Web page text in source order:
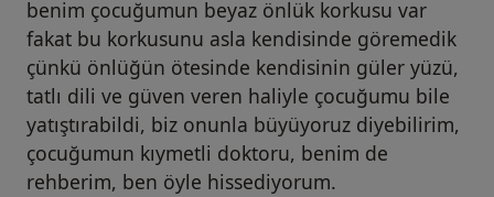
benim çocuğumun beyaz önlük korkusu var
fakat bu korkusunu asla kendisinde göremedik
çünkü önlüğün ötesinde kendisinin güler yüzü,
tatlı dili ve güven veren haliyle çocuğumu bile
yatıştırabildi, biz onunla büyüyoruz diyebilirim,
çocuğumun kıymetli doktoru, benim de
rehberim, ben öyle hissediyorum.